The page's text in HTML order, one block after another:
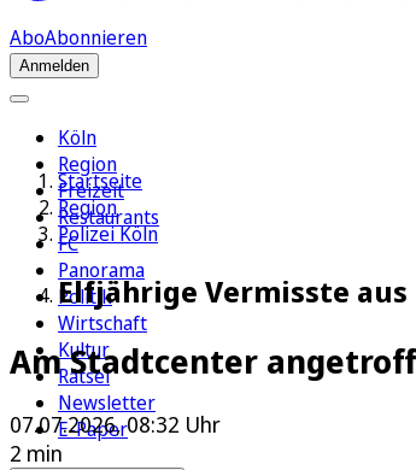
AboAbonnieren
Anmelden
Köln
Region
Freizeit
Restaurants
FC
Panorama
Politik
Wirtschaft
Kultur
Rätsel
Newsletter
E-Paper
Startseite
Region
Polizei Köln
Elfjährige Vermisste
Am Stadtcenter
07.07.2026, 08:32 Uhr
2 min